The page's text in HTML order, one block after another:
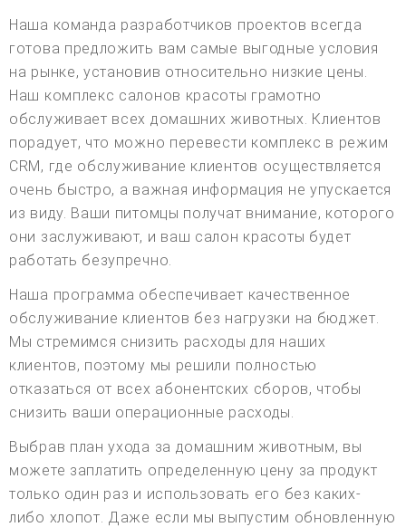
Наша команда разработчиков проектов всегда
готова предложить вам самые выгодные условия
на рынке, установив относительно низкие цены.
Наш комплекс салонов красоты грамотно
обслуживает всех домашних животных. Клиентов
порадует, что можно перевести комплекс в режим
CRM, где обслуживание клиентов осуществляется
очень быстро, а важная информация не упускается
из виду. Ваши питомцы получат внимание, которого
они заслуживают, и ваш салон красоты будет
работать безупречно.
Наша программа обеспечивает качественное
обслуживание клиентов без нагрузки на бюджет.
Мы стремимся снизить расходы для наших
клиентов, поэтому мы решили полностью
отказаться от всех абонентских сборов, чтобы
снизить ваши операционные расходы.
Выбрав план ухода за домашним животным, вы
можете заплатить определенную цену за продукт
только один раз и использовать его без каких-
либо хлопот. Даже если мы выпустим обновленную